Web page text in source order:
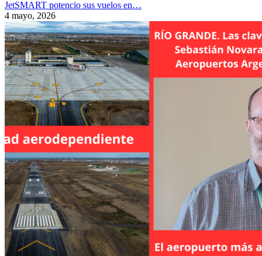
JetSMART potencio sus vuelos en…
4 mayo, 2026